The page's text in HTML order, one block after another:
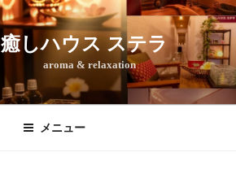
癒しハウス ステラ
aroma & relaxation
メニュー